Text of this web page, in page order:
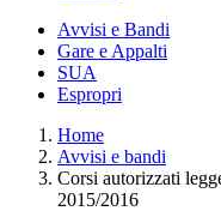
Avvisi e Bandi
Gare e Appalti
SUA
Espropri
Home
Avvisi e bandi
Corsi autorizzati
2015/2016